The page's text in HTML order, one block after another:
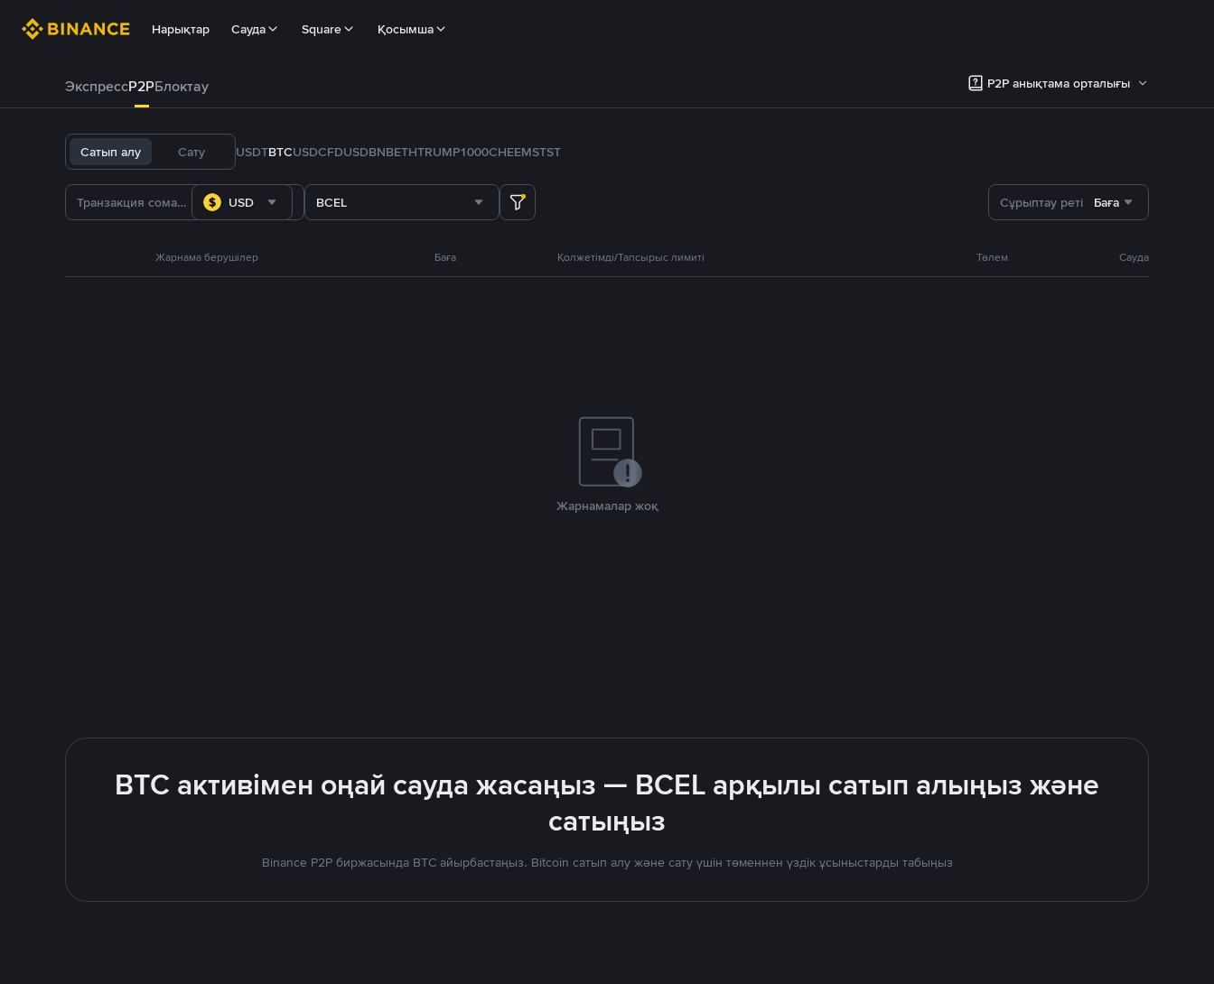
Нарықтар Сауда Square Қосымша
ЭкспрессP2PБлоктау P2P анықтама орталығы
Сатып алу Сату USDTBTCUSDCFDUSDBNBETHTRUMP1000CHEEMSTST
USD BCEL Сұрыптау реті Баға
Жарнама берушілер Баға Қолжетімді/Тапсырыс лимиті Төлем Сауда
Жарнамалар жоқ
BTC активімен оңай сауда жасаңыз — BCEL арқылы сатып алыңыз және
сатыңыз
Binance P2P биржасында BTC айырбастаңыз. Bitcoin сатып алу және сату үшін төменнен үздік ұсыныстарды табыңыз